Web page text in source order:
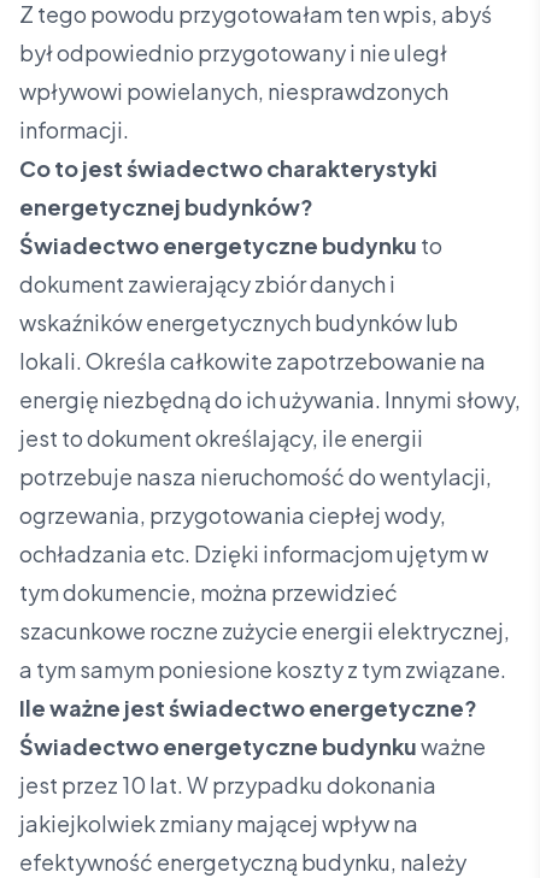
Z tego powodu przygotowałam ten wpis, abyś
był odpowiednio przygotowany i nie uległ
wpływowi powielanych, niesprawdzonych
informacji.
Co to jest świadectwo charakterystyki
energetycznej budynków?
Świadectwo energetyczne budynku to
dokument zawierający zbiór danych i
wskaźników energetycznych budynków lub
lokali. Określa całkowite zapotrzebowanie na
energię niezbędną do ich używania. Innymi słowy,
jest to dokument określający, ile energii
potrzebuje nasza nieruchomość do wentylacji,
ogrzewania, przygotowania ciepłej wody,
ochładzania etc. Dzięki informacjom ujętym w
tym dokumencie, można przewidzieć
szacunkowe roczne zużycie energii elektrycznej,
a tym samym poniesione koszty z tym związane.
Ile ważne jest świadectwo energetyczne?
Świadectwo energetyczne budynkuważne
jest przez 10 lat. W przypadku dokonania
jakiejkolwiek zmiany mającej wpływ na
efektywność energetyczną budynku, należy